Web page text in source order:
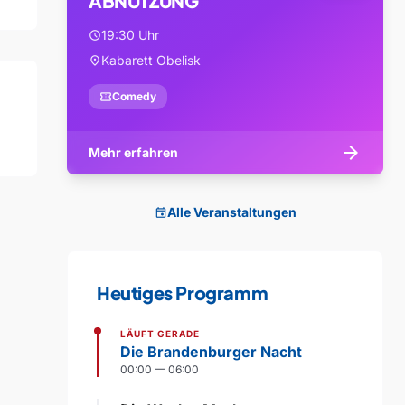
schedule19:30 Uhr
location_onKabarett Obelisk
confirmation_numberComedy
Mehr erfahren arrow_forward
eventAlle Veranstaltungen
Heutiges Programm
LÄUFT GERADE
Die Brandenburger Nacht
00:00 — 06:00